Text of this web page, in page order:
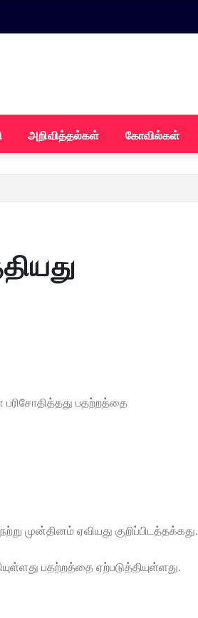
அறிவித்தல்கள் கோவில்கள்
பதற்றத்தை
முன்தினம் ஏவியது குறிப்பிடத்தக்கது.
பதற்றத்தை ஏற்படுத்தியுள்ளது.